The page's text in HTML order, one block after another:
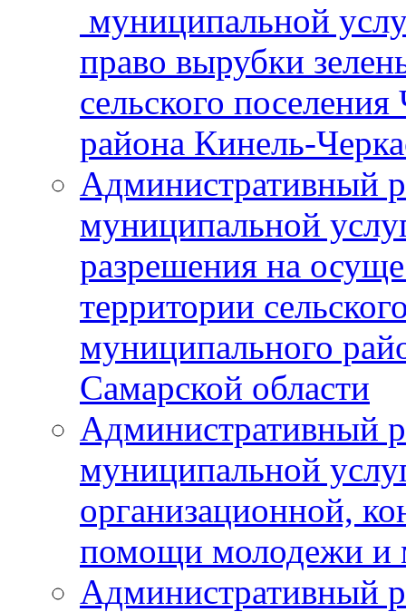
муниципальной
право вырубки
сельского
района Кинель-
Административный
муниципальной
разрешения на
территории
муниципального
Самарской области
Административный
муниципальной
организационной,
помощи молодежи и
Административный